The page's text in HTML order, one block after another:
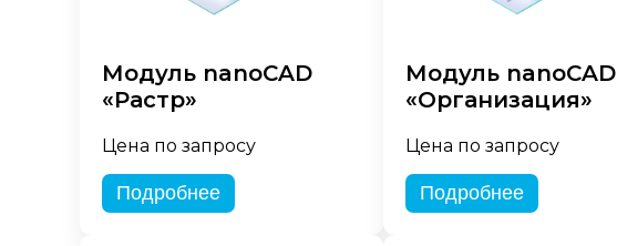
Модуль nanoCAD
«Растр»
Цена по запросу
Подробнее
Модуль nanoCAD
«Организация»
Цена по запросу
Подробнее